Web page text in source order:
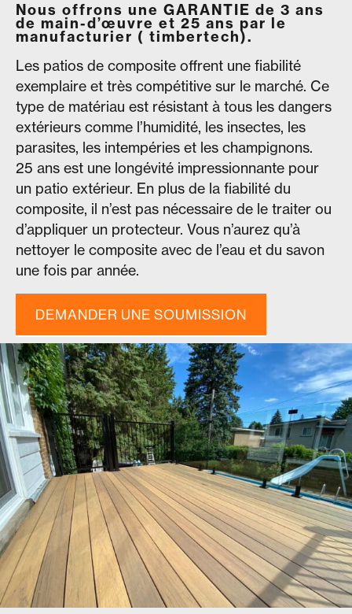
Nous offrons une GARANTIE de 3 ans
de main-d’œuvre et 25 ans par le
manufacturier ( timbertech).
Les patios de composite offrent une fiabilité
exemplaire et très compétitive sur le marché. Ce
type de matériau est résistant à tous les dangers
extérieurs comme l’humidité, les insectes, les
parasites, les intempéries et les champignons.
25 ans est une longévité impressionnante pour
un patio extérieur. En plus de la fiabilité du
composite, il n’est pas nécessaire de le traiter ou
d’appliquer un protecteur. Vous n’aurez qu’à
nettoyer le composite avec de l’eau et du savon
une fois par année.
DEMANDER UNE SOUMISSION